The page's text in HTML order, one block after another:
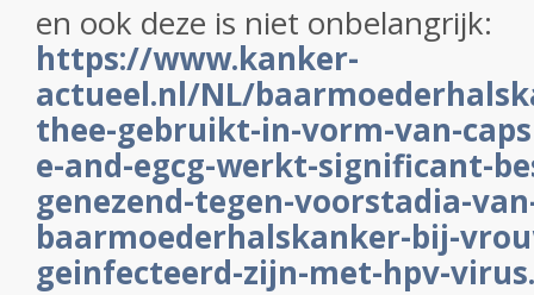
en ook deze is niet onbelangrijk:
https://www.kanker-
actueel.nl/NL/
thee-gebruikt-in-vorm-van-
e-and-egcg-werkt-significant-
genezend-tegen-voorstadia-
baarmoederhalskanker-bij-
geinfecteerd-zijn-met-hpv-